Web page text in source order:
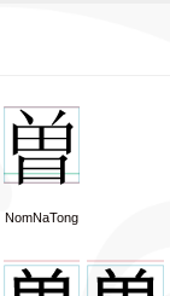
NomNaTong